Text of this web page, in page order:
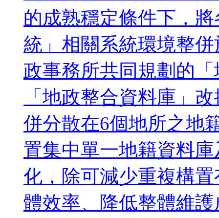
的成熟穩定條件下，
統」相關系統環境整
政事務所共同規劃的
「地政整合資料庫」
併分散在6個地所之地
置集中單一地籍資料
化，除可減少重複構
體效率、降低整體維